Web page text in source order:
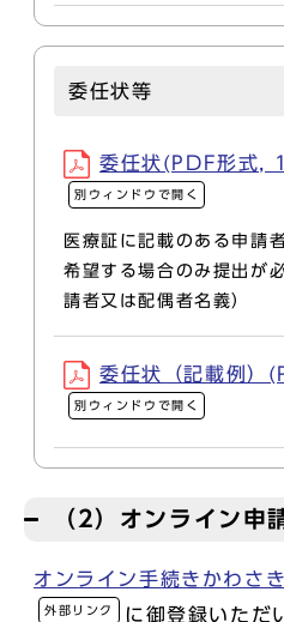
委任状等
委任状(PDF形式,
別ウィンドウで開く
医療証に記載のある申請
希望する場合のみ提出が
請者又は配偶者名義）
委任状（記載例
別ウィンドウで開く
（2）オンライン申
オンライン手続きかわさ
外部リンク
に御登録いただ